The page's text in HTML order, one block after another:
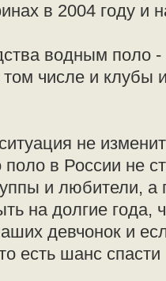
в 2004 году и
водным поло
числе и клубы
не
в России не
и любители, а
на долгие года,
девчонок и
есть шанс спасти